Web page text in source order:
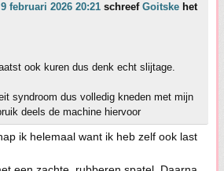
februari 2026 20:21 schreef Goitske het
ook kuren dus denk echt slijtage.
syndroom dus volledig kneden met mijn
deels de machine hiervoor
ik helemaal want ik heb zelf ook last